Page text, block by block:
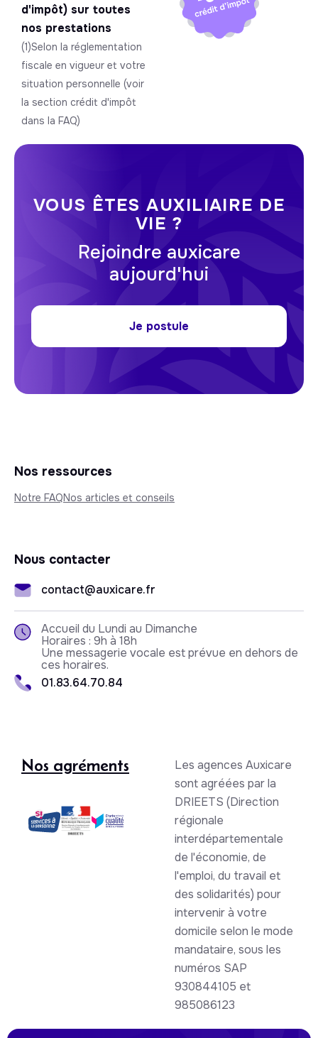
d'impôt) sur toutes
nos prestations
(1)Selon la réglementation
fiscale en vigueur et votre
situation personnelle (voir
la section crédit d'impôt
dans la FAQ)
VOUS ÊTES AUXILIAIRE DE
VIE ?
Rejoindre auxicare
aujourd'hui
Je postule
Nos ressources
Notre FAQNos articles et conseils
Nous contacter
contact@auxicare.fr
Accueil du Lundi au Dimanche
Horaires : 9h à 18h
Une messagerie vocale est prévue en dehors de
ces horaires.
01.83.64.70.84
Nos agréments
Les agences Auxicare
sont agréées par la
DRIEETS (Direction
régionale
interdépartementale
de l'économie, de
l'emploi, du travail et
des solidarités) pour
intervenir à votre
domicile selon le mode
mandataire, sous les
numéros SAP
930844105 et
985086123